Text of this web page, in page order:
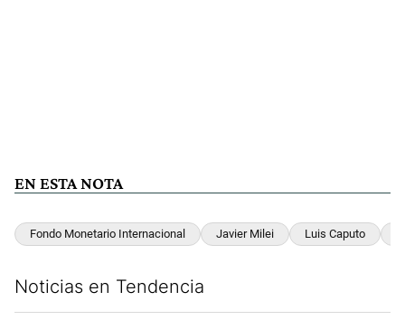
EN ESTA NOTA
Fondo Monetario Internacional Javier Milei Luis Caputo
Noticias en Tendencia